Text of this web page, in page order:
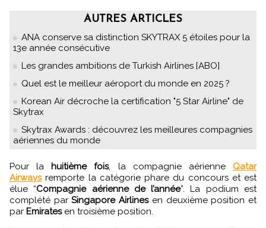
AUTRES ARTICLES
ANA conserve sa distinction SKYTRAX 5 étoiles pour la
13e année consécutive
Les grandes ambitions de Turkish Airlines [ABO]
Quel est le meilleur aéroport du monde en 2025 ?
Korean Air décroche la certification "5 Star Airline" de
Skytrax
Skytrax Awards : découvrez les meilleures compagnies
aériennes du monde
Pour la huitième fois, la compagnie aérienne Qatar
Airwaysremporte la catégorie phare du concours et est
élue “Compagnie aérienne de l’année”. La podium est
complété parSingapore Airlinesen deuxième position et
par Emirates en troisième position.